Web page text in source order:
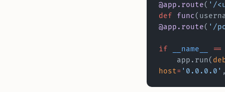
@app.route( '/
def func
@app.route( '/
if __name__ ==
    app.run(
host= '0.0.0.0'